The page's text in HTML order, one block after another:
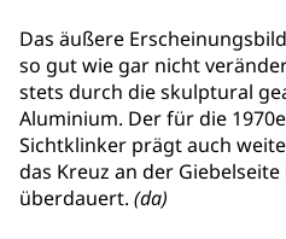
Das äußere
so gut wie gar nicht
stets durch die skulptural
Aluminium. Der für die
Sichtklinker prägt auch
das Kreuz an der
überdauert. (da)